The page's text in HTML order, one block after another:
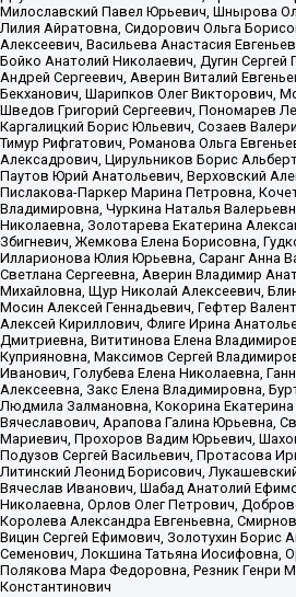
Милославский Павел Юрьевич, Шнырова
Лилия Айратовна, Сидорович Ольга
Алексеевич, Васильева Анастасия
Бойко Анатолий Николаевич, Дугин Сергей
Андрей Сергеевич, Аверин Виталий
Бекханович, Шарипков Олег Викторович,
Шведов Григорий Сергеевич, Пономарев
Каргалицкий Борис Юльевич, Созаев
Тимур Рифгатович, Романова Ольга
Алексадрович, Цирульников Борис
Паутов Юрий Анатольевич, Верховский
Пислакова-Паркер Марина Петровна,
Владимировна, Чуркина Наталья
Николаевна, Золотарева Екатерина
Збигневич, Жемкова Елена Борисовна,
Илларионова Юлия Юрьевна, Саранг Анна
Светлана Сергеевна, Аверин Владимир
Михайловна, Щур Николай Алексеевич,
Мосин Алексей Геннадьевич, Гефтер
Алексей Кириллович, Флиге Ирина
Дмитриевна, Вититинова Елена
Куприяновна, Максимов Сергей
Иванович, Голубева Елена Николаевна,
Алексеевна, Закс Елена Владимировна,
Людмила Залмановна, Кокорина
Вячеславович, Арапова Галина Юрьевна,
Мариевич, Прохоров Вадим Юрьевич,
Подузов Сергей Васильевич, Протасова
Литинский Леонид Борисович,
Вячеслав Иванович, Шабад Анатолий
Николаевна, Орлов Олег Петрович,
Королева Александра Евгеньевна,
Вицин Сергей Ефимович, Золотухин Борис
Семенович, Локшина Татьяна Иосифовна,
Полякова Мара Федоровна, Резник Генри
Константинович